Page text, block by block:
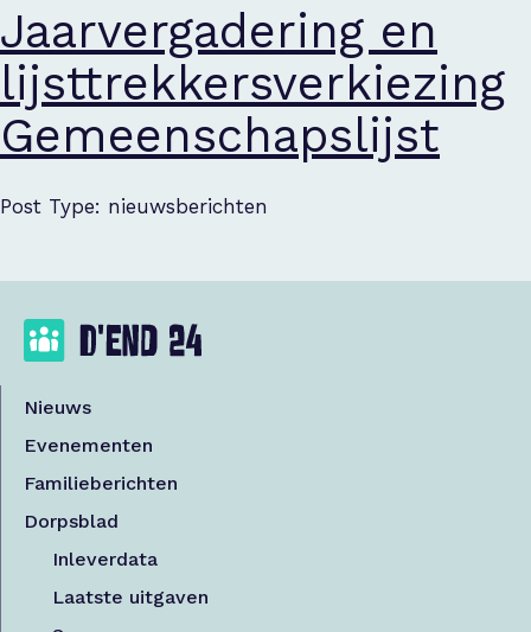
Jaarvergadering en
lijsttrekkersverkiezing
Gemeenschapslijst
Post Type: nieuwsberichten
Nieuws
Evenementen
Familieberichten
Dorpsblad
Inleverdata
Laatste uitgaven